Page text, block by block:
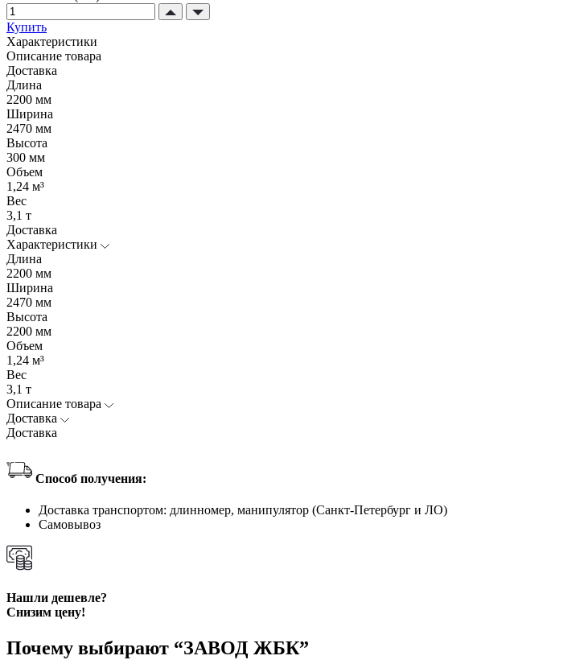
Купить
Характеристики
Описание товара
Доставка
Длина
2200 мм
Ширина
2470 мм
Высота
300 мм
Объем
1,24 м³
Вес
3,1 т
Доставка
Характеристики
Длина
2200 мм
Ширина
2470 мм
Высота
2200 мм
Объем
1,24 м³
Вес
3,1 т
Описание товара
Доставка
Доставка
Способ получения:
Доставка транспортом: длинномер, манипулятор (Санкт-Петербург и ЛО)
Самовывоз
Нашли дешевле?
Снизим цену!
Почему выбирают “ЗАВОД ЖБК”